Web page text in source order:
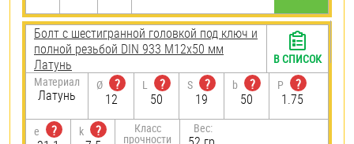
Болт с шестигранной головкой под ключ и
полной резьбой DIN 933 М12х50 мм
Латунь
Материал
Латунь
Ø
?
12
L
?
50
S
?
19
b
?
50
P
?
1.75
e
?
k
?
Класс
прочности
Вес:
В СПИСОК